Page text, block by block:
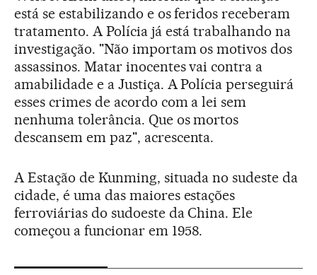
está se estabilizando e os feridos receberam
tratamento. A Polícia já está trabalhando na
investigação. "Não importam os motivos dos
assassinos. Matar inocentes vai contra a
amabilidade e a Justiça. A Polícia perseguirá
esses crimes de acordo com a lei sem
nenhuma tolerância. Que os mortos
descansem em paz", acrescenta.
A Estação de Kunming, situada no sudeste da
cidade, é uma das maiores estações
ferroviárias do sudoeste da China. Ele
começou a funcionar em 1958.